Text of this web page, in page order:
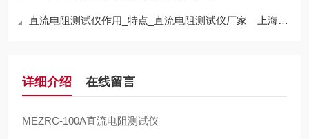
直流电阻测试仪作用_特点_直流电阻测试仪厂家—上海晟皋电气
详细介绍 在线留言
MEZRC-100A直流电阻测试仪